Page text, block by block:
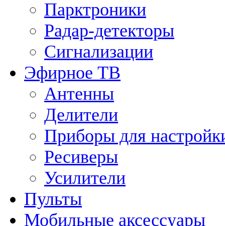
Парктроники
Радар-детекторы
Сигнализации
Эфирное ТВ
Антенны
Делители
Приборы для
Ресиверы
Усилители
Пульты
Мобильные аксессуары